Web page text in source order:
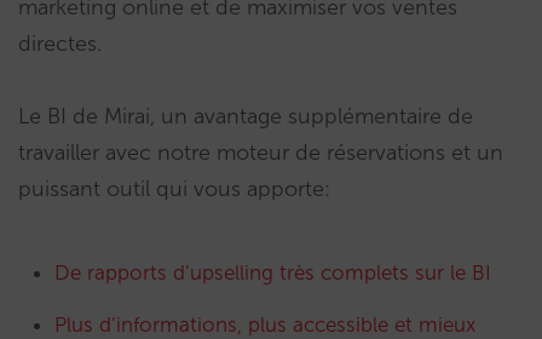
marketing online et de maximiser vos ventes
directes.
Le BI de Mirai, un avantage supplémentaire de
travailler avec notre moteur de réservations et un
puissant outil qui vous apporte:
De rapports d’upselling très complets sur le BI
Plus d’informations, plus accessible et mieux